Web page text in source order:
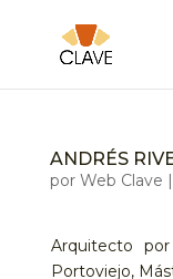
ANDRÉS
por Web Clave |
Arquitecto
Portoviejo,